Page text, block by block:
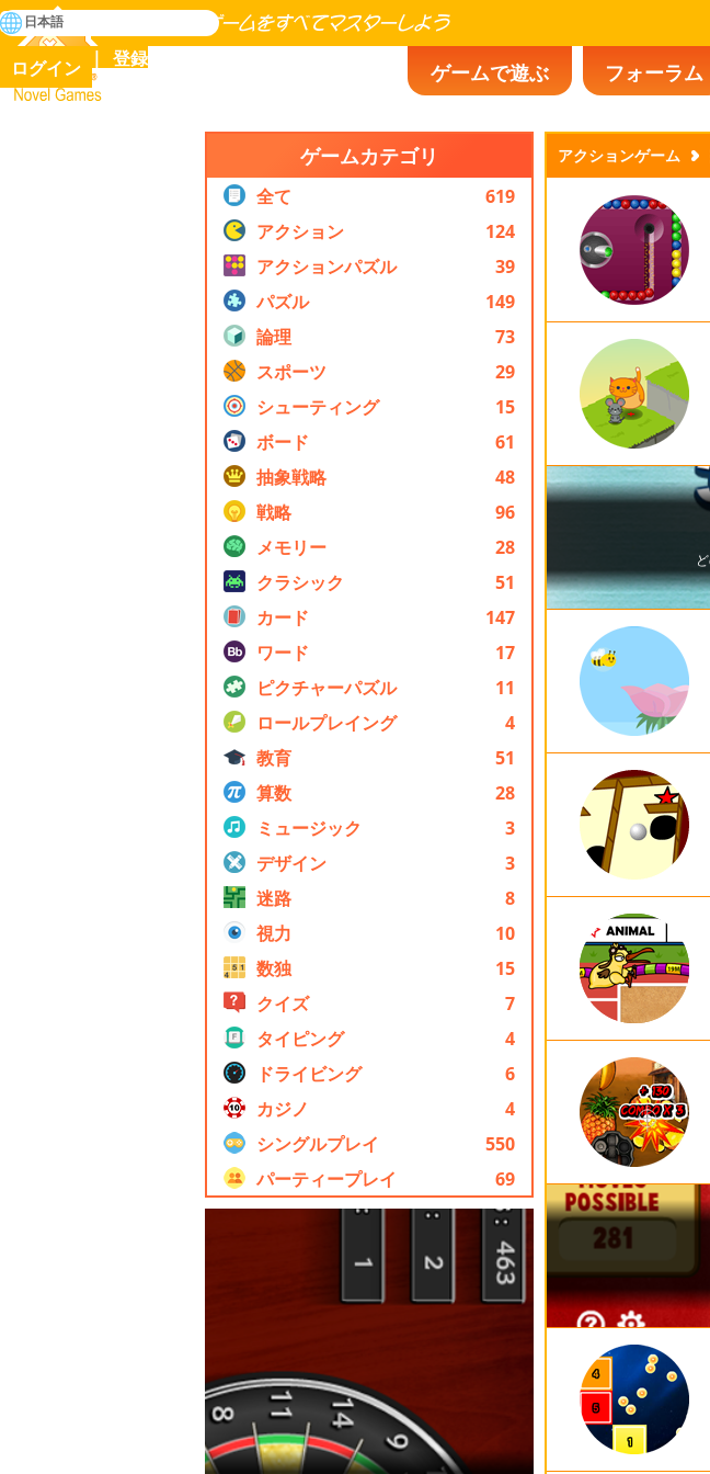
Novel Games
人類の歴史に存在するゲームをすべてマスターしよう
検
索
ゲームで遊ぶ フォーラム
ログイン 登録
日本語
ゲームカテゴリ
全て
619
アクション
124
アクションパズル
39
パズル
149
論理
73
スポーツ
29
シューティング
15
ボード
61
抽象戦略
48
戦略
96
メモリー
28
クラシック
51
カード
147
ワード
17
ピクチャーパズル
11
ロールプレイング
4
教育
51
算数
28
ミュージック
3
デザイン
3
迷路
8
視力
10
数独
15
クイズ
7
タイピング
4
ドライビング
6
カジノ
4
シングルプレイ
550
パーティープレイ
69
アクションゲーム